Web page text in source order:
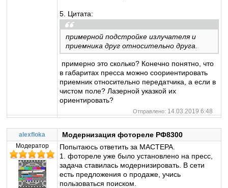
5. Цитата:
примерной подстройке излучателя и
приемника друг относительно друга.
примерно это сколько? Конечно понятно, что
в габаритах пресса можно соориентировать
приемник относительно передатчика, а если в
чистом поле? Лазерной указкой их
ориентировать?
Отправлено: 14.03.2019 6:48
alexfloka Модернизация фотореле РФ8300
Модератор
Попытаюсь ответить за МАСТЕРА.
1. фотореле уже было установлено на пресс,
задача ставилась модернизировать. В сети
есть предложения о продаже, учись
пользоваться поиском.